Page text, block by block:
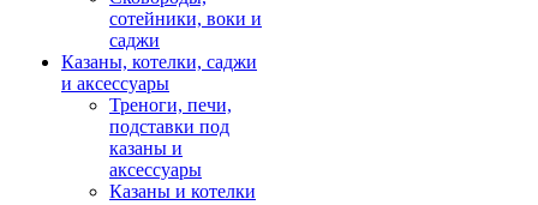
сотейники, воки и
саджи
Казаны, котелки, саджи
и аксессуары
Треноги, печи,
подставки под
казаны и
аксессуары
Казаны и котелки